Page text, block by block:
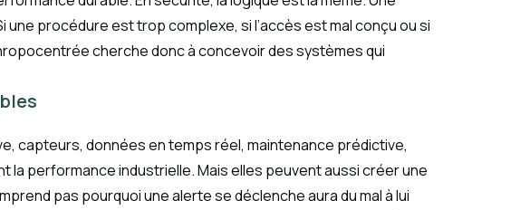
procédure est trop complexe, si l’accès est mal conçu ou si
cherche donc à concevoir des systèmes qui
capteurs, données en temps réel, maintenance prédictive,
performance industrielle. Mais elles peuvent aussi créer une
pas pourquoi une alerte se déclenche aura du mal à lui